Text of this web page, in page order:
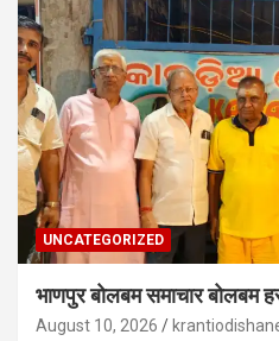
UNCATEGORIZED
भाणपुर बोलबम समाचार बोलबम
August 10, 2026